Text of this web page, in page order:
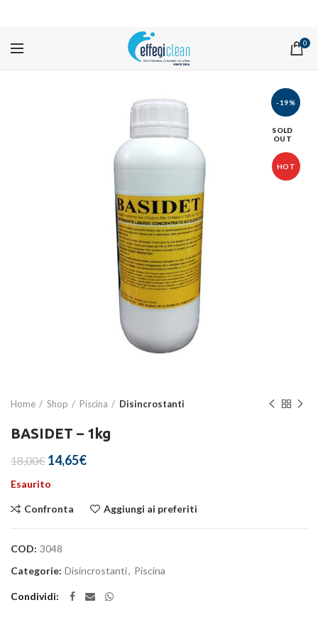
0
-19%
SOLD
OUT
HOT
Home Shop Piscina Disincrostanti
BASIDET – 1kg
18,00€ Il
originale
era:
14,65€Il
è:
14,65€.
Esaurito
Confronta Aggiungi ai preferiti
COD: 3048
Categorie: Disincrostanti, Piscina
Condividi